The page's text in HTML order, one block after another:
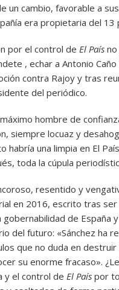
un cambio, favorable a
era propietaria del
por el control de El País
, echar a Antonio
contra Rajoy y tras
del periódico.
hombre de
siempre locuaz y
habría una limpia en El
toda la cúpula
resentido y
en 2016, escrito tras
gobernabilidad de España
del futuro: «Sánchez ha
que no duda en
su enorme fracaso».
y el control de El País por